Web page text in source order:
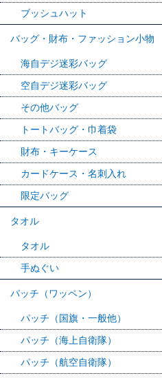
ブッシュハット
バッグ・財布・ファッション小物
海自デジ迷彩バッグ
空自デジ迷彩バッグ
その他バッグ
トートバッグ・巾着袋
財布・キーケース
カードケース・名刺入れ
限定バッグ
タオル
タオル
手ぬぐい
パッチ（ワッペン）
パッチ（国旗・一般他）
パッチ（海上自衛隊）
パッチ（航空自衛隊）